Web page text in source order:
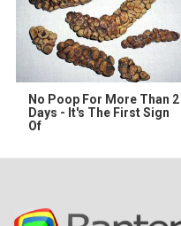
No Poop For More Than 2
Days - It's The First Sign
Of